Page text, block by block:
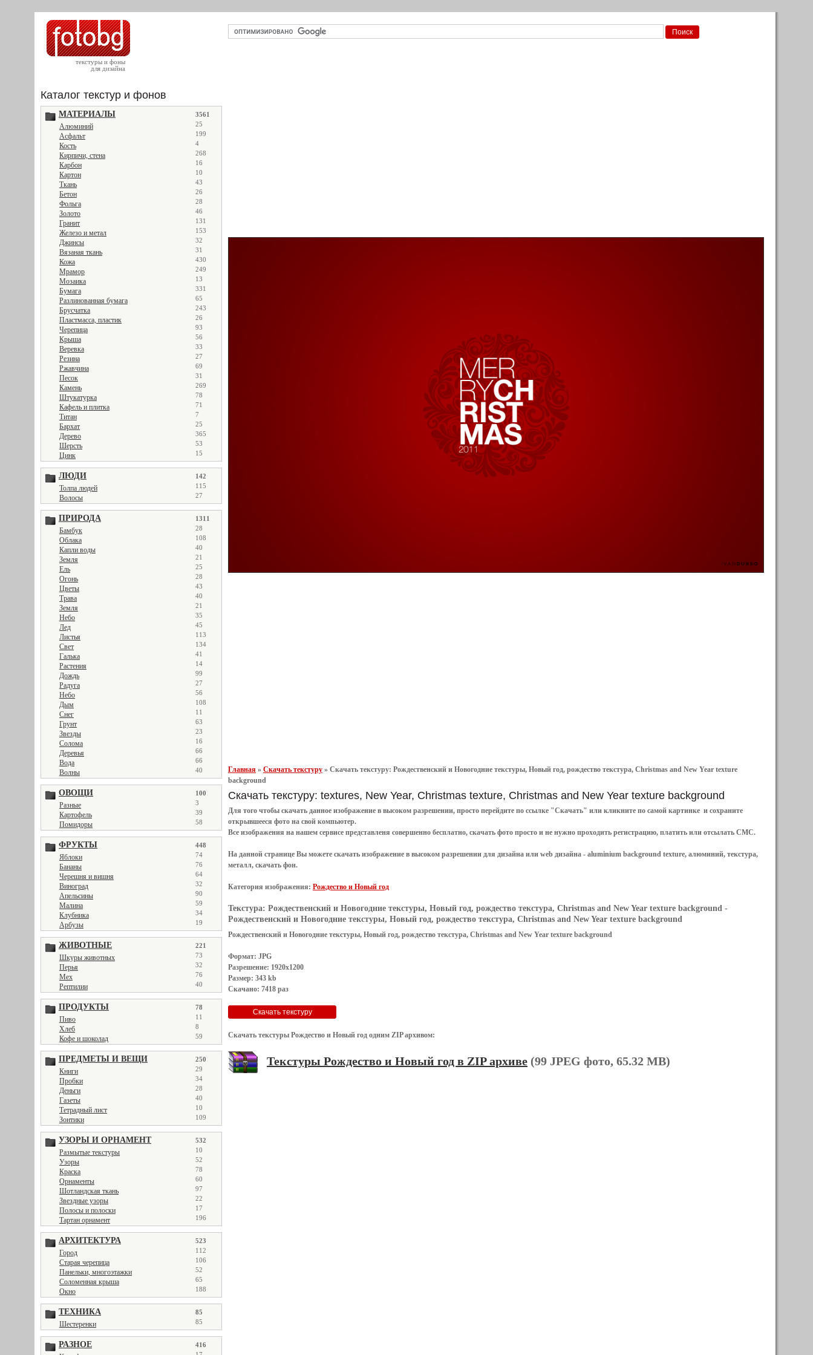
текстуры и фоны
для дизайна
Каталог текстур и фонов
МАТЕРИАЛЫ 3561
Алюминий 25
Асфальт 199
Кость 4
Кирпичи, стена 268
Карбон 16
Картон 10
Ткань 43
Бетон 26
Фольга 28
Золото 46
Гранит 131
Железо и метал 153
Джинсы 32
Вязаная ткань 31
Кожа 430
Мрамор 249
Мозаика 13
Бумага 331
Разлинованная бумага 65
Брусчатка 243
Пластмасса, пластик 26
Черепица 93
Крыша 56
Веревка 33
Резина 27
Ржавчина 69
Песок 31
Камень 269
Штукатурка 78
Кафель и плитка 71
Титан 7
Бархат 25
Дерево 365
Шерсть 53
Цинк 15
ЛЮДИ 142
Толпа людей 115
Волосы 27
ПРИРОДА 1311
Бамбук 28
Облака 108
Капли воды 40
Земля 21
Ель 25
Огонь 28
Цветы 43
Трава 40
Земля 21
Небо 35
Лед 45
Листья 113
Свет 134
Галька 41
Растения 14
Дождь 99
Радуга 27
Небо 56
Дым 108
Снег 11
Грунт 63
Звезды 23
Солома 16
Деревья 66
Вода 66
Волны 40
ОВОЩИ 100
Разные 3
Картофель 39
Помидоры 58
ФРУКТЫ 448
Яблоки 74
Бананы 76
Черешня и вишня 64
Виноград 32
Апельсины 90
Малина 59
Клубника 34
Арбузы 19
ЖИВОТНЫЕ 221
Шкуры животных 73
Перья 32
Мех 76
Рептилии 40
ПРОДУКТЫ 78
Пиво 11
Хлеб 8
Кофе и шоколад 59
ПРЕДМЕТЫ И ВЕЩИ 250
Книги 29
Пробки 34
Деньги 28
Газеты 40
Тетрадный лист 10
Зонтики 109
УЗОРЫ И ОРНАМЕНТ 532
Размытые текстуры 10
Узоры 52
Краска 78
Орнаменты 60
Шотландская ткань 97
Звездные узоры 22
Полосы и полоски 17
Тартан орнамент 196
АРХИТЕКТУРА 523
Город 112
Старая черепица 106
Панельки, многоэтажки 52
Соломенная крыша 65
Окно 188
ТЕХНИКА 85
Шестеренки 85
РАЗНОЕ 416
Главная » Скачать текстуру » Скачать текстуру: Рождественский и Новогодние текстуры, Новый год, рождество текстура, Christmas and New Year texture
background
Скачать текстуру: textures, New Year, Christmas texture, Christmas and New Year texture background
Для того чтобы скачать данное изображение в высоком разрешении, просто перейдите по ссылке "Скачать" или кликните по самой картинке и сохраните
открывшееся фото на свой компьютер.
Все изображения на нашем сервисе представленя совершенно бесплатно, скачать фото просто и не нужно проходить регистрацию, платить или отсылать СМС.
На данной странице Вы можете скачать изображение в высоком разрешении для дизайна или web дизайна - aluminium background texture, алюминий, текстура,
металл, скачать фон.
Категория изображения: Рождество и Новый год
Текстура: Рождественский и Новогодние текстуры, Новый год, рождество текстура, Christmas and New Year texture background -
Рождественский и Новогодние текстуры, Новый год, рождество текстура, Christmas and New Year texture background
Рождественский и Новогодние текстуры, Новый год, рождество текстура, Christmas and New Year texture background
Формат: JPG
Разрешение: 1920x1200
Размер: 343 kb
Скачано: 7418 раз
Скачать текстуры Рождество и Новый год одним ZIP архивом:
Текстуры Рождество и Новый год в ZIP архиве (99 JPEG фото, 65.32 MB)